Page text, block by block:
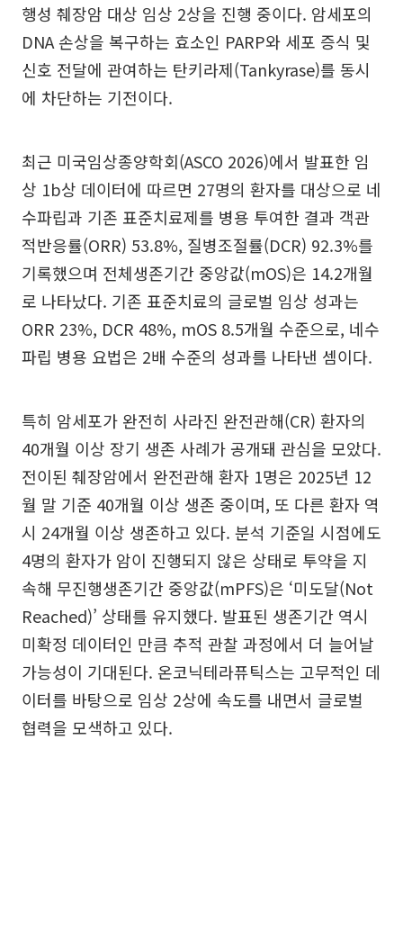
행성 췌장암 대상 임상 2상을 진행 중이다. 암세포의
DNA 손상을 복구하는 효소인 PARP와 세포 증식 및
신호 전달에 관여하는 탄키라제(Tankyrase)를 동시
에 차단하는 기전이다.
최근 미국임상종양학회(ASCO 2026)에서 발표한 임
상 1b상 데이터에 따르면 27명의 환자를 대상으로 네
수파립과 기존 표준치료제를 병용 투여한 결과 객관
적반응률(ORR) 53.8%, 질병조절률(DCR) 92.3%를
기록했으며 전체생존기간 중앙값(mOS)은 14.2개월
로 나타났다. 기존 표준치료의 글로벌 임상 성과는
ORR 23%, DCR 48%, mOS 8.5개월 수준으로, 네수
파립 병용 요법은 2배 수준의 성과를 나타낸 셈이다.
특히 암세포가 완전히 사라진 완전관해(CR) 환자의
40개월 이상 장기 생존 사례가 공개돼 관심을 모았다.
전이된 췌장암에서 완전관해 환자 1명은 2025년 12
월 말 기준 40개월 이상 생존 중이며, 또 다른 환자 역
시 24개월 이상 생존하고 있다. 분석 기준일 시점에도
4명의 환자가 암이 진행되지 않은 상태로 투약을 지
속해 무진행생존기간 중앙값(mPFS)은 ‘미도달(Not
Reached)’ 상태를 유지했다. 발표된 생존기간 역시
미확정 데이터인 만큼 추적 관찰 과정에서 더 늘어날
가능성이 기대된다. 온코닉테라퓨틱스는 고무적인 데
이터를 바탕으로 임상 2상에 속도를 내면서 글로벌
협력을 모색하고 있다.